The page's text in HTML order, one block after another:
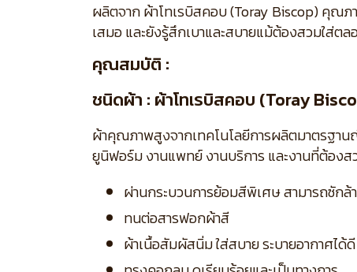
ผลิตจาก ผ้าโทเรบิสคอบ (Toray Biscop) คุณภ
เสมอ และยังรู้สึกเบาและสบายแม้ต้องสวมใส่ต
คุณสมบัติ :
ชนิดผ้า : ผ้าโทเรบิสคอบ (Toray
ผ้าคุณภาพสูงจากเทคโนโลยีการผลิตมาตรฐาน
ยูนิฟอร์ม งานแพทย์ งานบริการ และงานที่ต้อง
ผ่านกระบวนการย้อมสีพิเศษ สามารถซัก
ทนต่อสารฟอกผ้าสี
ผ้าเนื้อสัมผัสนิ่ม ใส่สบาย ระบายอากาศได้ดี